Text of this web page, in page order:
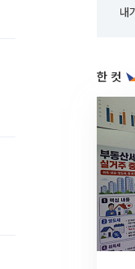
내
한 컷